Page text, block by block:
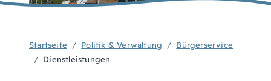
Startseite Politik & Verwaltung
Bürgerservice
Dienstleistungen